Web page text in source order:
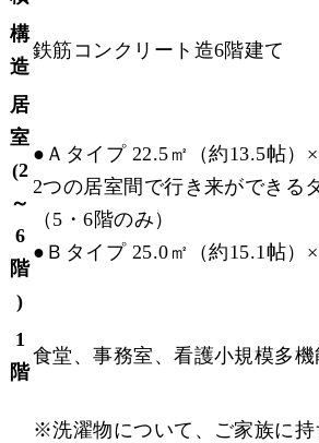
構
造
鉄筋コンクリート造6階建て
居
室
(2
～
6
階
)
● Ａタイプ 22.5㎡（約13.5帖）
2つの居室間で行き来ができる
（5・6階のみ）
● Ｂタイプ 25.0㎡（約15.1帖）
1
階
食堂、事務室、看護小規模多
※洗濯物について、ご家族に